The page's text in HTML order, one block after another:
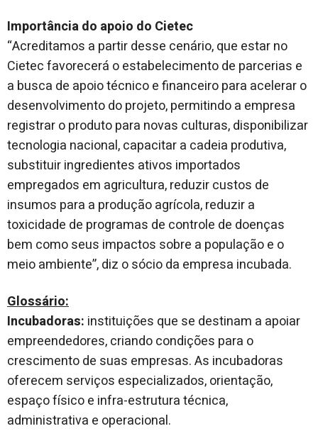
Importância do apoio do Cietec
“Acreditamos a partir desse cenário, que estar no
Cietec favorecerá o estabelecimento de parcerias e
a busca de apoio técnico e financeiro para acelerar o
desenvolvimento do projeto, permitindo a empresa
registrar o produto para novas culturas, disponibilizar
tecnologia nacional, capacitar a cadeia produtiva,
substituir ingredientes ativos importados
empregados em agricultura, reduzir custos de
insumos para a produção agrícola, reduzir a
toxicidade de programas de controle de doenças
bem como seus impactos sobre a população e o
meio ambiente”, diz o sócio da empresa incubada.
Glossário:
Incubadoras: instituições que se destinam a apoiar
empreendedores, criando condições para o
crescimento de suas empresas. As incubadoras
oferecem serviços especializados, orientação,
espaço físico e infra-estrutura técnica,
administrativa e operacional.